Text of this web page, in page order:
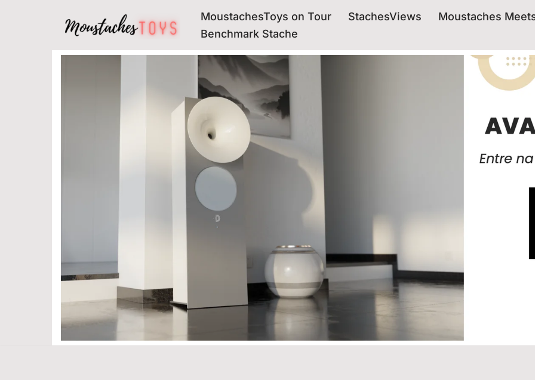
MoustachesToys on Tour StachesViews
Moustaches
Benchmark Stache